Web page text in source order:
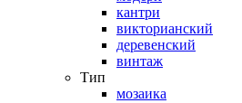
кантри
викторианский
деревенский
винтаж
Тип
мозаика